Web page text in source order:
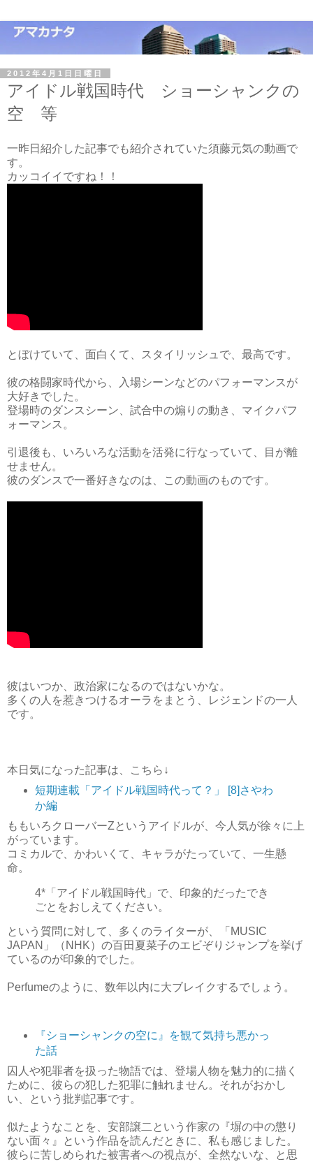
2012年4月1日日曜日
アイドル戦国時代 ショーシャンクの
空 等
一昨日紹介した記事でも紹介されていた須藤元気の動画で
す。
カッコイイですね！！
とぼけていて、面白くて、スタイリッシュで、最高です。
彼の格闘家時代から、入場シーンなどのパフォーマンスが
大好きでした。
登場時のダンスシーン、試合中の煽りの動き、マイクパフ
ォーマンス。
引退後も、いろいろな活動を活発に行なっていて、目が離
せません。
彼のダンスで一番好きなのは、この動画のものです。
彼はいつか、政治家になるのではないかな。
多くの人を惹きつけるオーラをまとう、レジェンドの一人
です。
本日気になった記事は、こちら↓
短期連載「アイドル戦国時代って？」 [8]さやわ
か編
ももいろクローバーZというアイドルが、今人気が徐々に上
がっています。
コミカルで、かわいくて、キャラがたっていて、一生懸
命。
4*「アイドル戦国時代」で、印象的だったでき
ごとをおしえてください。
という質問に対して、多くのライターが、「MUSIC
JAPAN」（NHK）の百田夏菜子のエビぞりジャンプを挙げ
ているのが印象的でした。
Perfumeのように、数年以内に大ブレイクするでしょう。
『ショーシャンクの空に』を観て気持ち悪かっ
た話
囚人や犯罪者を扱った物語では、登場人物を魅力的に描く
ために、彼らの犯した犯罪に触れません。それがおかし
い、という批判記事です。
似たようなことを、安部譲二という作家の『塀の中の懲り
ない面々』という作品を読んだときに、私も感じました。
彼らに苦しめられた被害者への視点が、全然ないな、と思